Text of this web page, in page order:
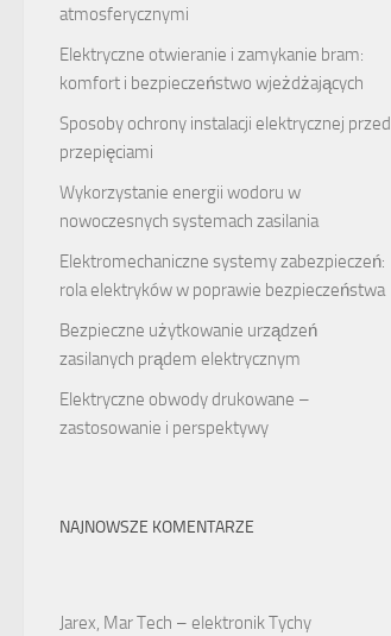
atmosferycznymi
Elektryczne otwieranie i zamykanie bram:
komfort i bezpieczeństwo wjeżdżających
Sposoby ochrony instalacji elektrycznej przed
przepięciami
Wykorzystanie energii wodoru w
nowoczesnych systemach zasilania
Elektromechaniczne systemy zabezpieczeń:
rola elektryków w poprawie bezpieczeństwa
Bezpieczne użytkowanie urządzeń
zasilanych prądem elektrycznym
Elektryczne obwody drukowane –
zastosowanie i perspektywy
NAJNOWSZE KOMENTARZE
Jarex, Mar Tech – elektronik Tychy